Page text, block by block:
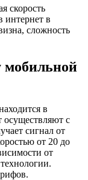
скорость
интернет в
сложность
мобильной
в
осуществляют с
сигнал от
от 20 до
от